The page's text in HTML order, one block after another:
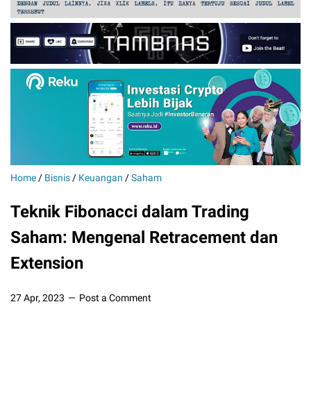
Home / Bisnis / Keuangan /Saham
Teknik Fibonacci dalam Trading
Saham: Mengenal Retracement dan
Extension
27 Apr, 2023 Post a Comment